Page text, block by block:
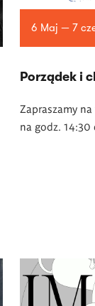
6 Maj — 7
Porządek i
Zapraszamy
na godz. 14:30